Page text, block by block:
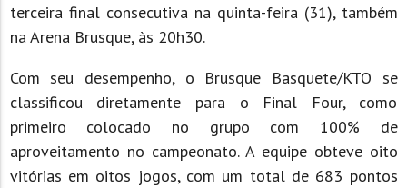
terceira final consecutiva na quinta-feira (31), também
na Arena Brusque, às 20h30.
Com seu desempenho, o Brusque Basquete/KTO se
classificou diretamente para o Final Four, como
primeiro colocado no grupo com 100% de
aproveitamento no campeonato. A equipe obteve oito
vitórias em oitos jogos, com um total de 683 pontos